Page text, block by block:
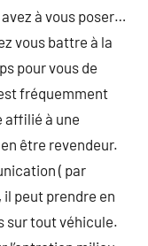
à vous poser…
vous battre à la
pour vous de
fréquemment
affilié à une
être revendeur.
( par
peut prendre en
sur tout véhicule.